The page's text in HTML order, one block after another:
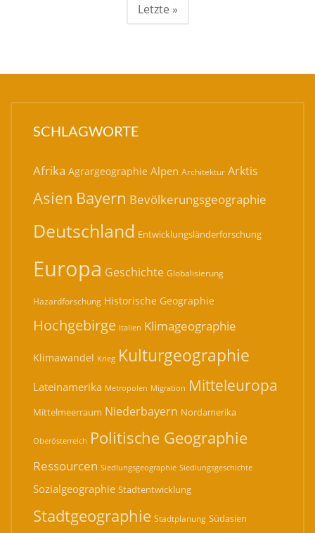
Letzte »
SCHLAGWORTE
Afrika Agrargeographie Alpen Architektur Arktis
Asien Bayern Bevölkerungsgeographie
Deutschland Entwicklungsländerforschung
Europa Geschichte Globalisierung
Hazardforschung Historische Geographie
Hochgebirge Italien Klimageographie
Klimawandel Krieg Kulturgeographie
Lateinamerika Metropolen Migration Mitteleuropa
Mittelmeerraum Niederbayern Nordamerika
Oberösterreich Politische Geographie
Ressourcen Siedlungsgeographie Siedlungsgeschichte
Sozialgeographie Stadtentwicklung
Stadtgeographie Stadtplanung Südasien